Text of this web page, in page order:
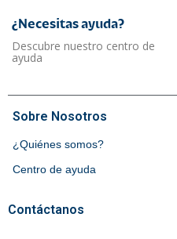
¿Necesitas ayuda?​
Descubre nuestro centro de
ayuda
Sobre Nosotros
¿Quiénes somos?
Centro de ayuda
Contáctanos